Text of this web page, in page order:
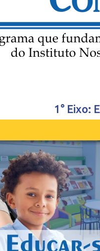
1° Eixo: